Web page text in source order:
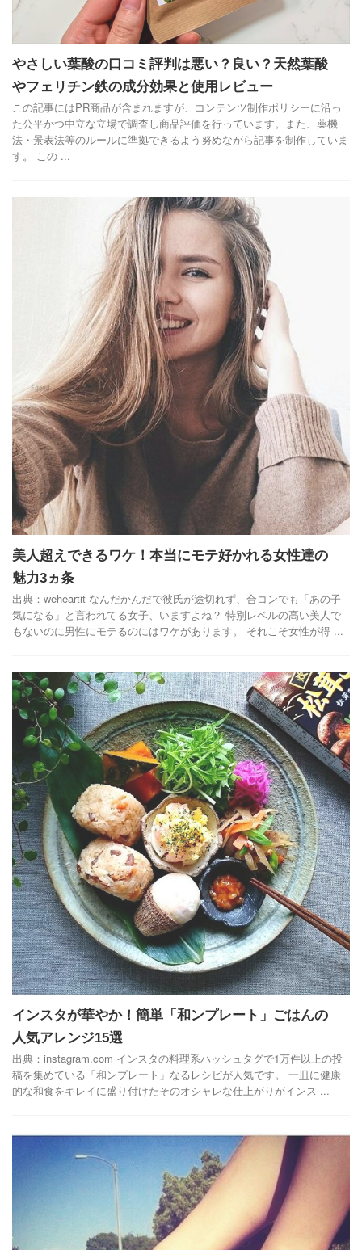
やさしい葉酸の口コミ評判は悪い？良い？天然葉酸
やフェリチン鉄の成分効果と使用レビュー
この記事にはPR商品が含まれますが、コンテンツ制作ポリシーに沿っ
た公平かつ中立な立場で調査し商品評価を行っています。また、薬機
法・景表法等のルールに準拠できるよう努めながら記事を制作していま
す。 この ...
美人超えできるワケ！本当にモテ好かれる女性達の
魅力3ヵ条
出典：weheartit なんだかんだで彼氏が途切れず、合コンでも「あの子
気になる」と言われてる女子、いますよね？ 特別レベルの高い美人で
もないのに男性にモテるのにはワケがあります。 それこそ女性が得 ...
インスタが華やか！簡単「和ンプレート」ごはんの
人気アレンジ15選
出典：instagram.com インスタの料理系ハッシュタグで1万件以上の投
稿を集めている「和ンプレート」なるレシピが人気です。 一皿に健康
的な和食をキレイに盛り付けたそのオシャレな仕上がりがインス ...